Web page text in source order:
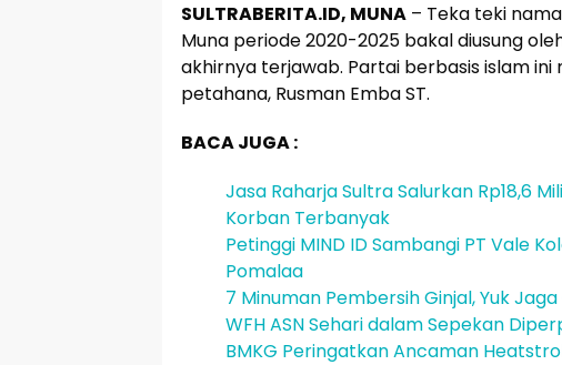
SULTRABERITA.ID, MUNA – Teka teki
Muna periode 2020-2025 bakal diusung
akhirnya terjawab. Partai berbasis islam
petahana, Rusman Emba ST.
BACA JUGA :
Jasa Raharja Sultra Salurkan Rp18,6
Korban Terbanyak
Petinggi MIND ID Sambangi PT Vale
Pomalaa
7 Minuman Pembersih Ginjal, Yuk
WFH ASN Sehari dalam Sepekan
BMKG Peringatkan Ancaman